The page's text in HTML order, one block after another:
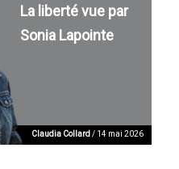
La liberté vue par
Sonia Lapointe
Claudia Collard/ 14 mai 2026